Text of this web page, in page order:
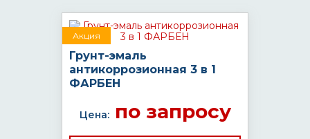
Акция
Грунт-эмаль
антикоррозионная 3 в 1
ФАРБЕН
Цена:по запросу